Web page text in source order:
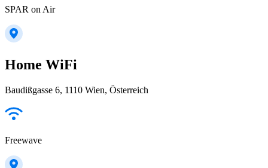
SPAR on Air
Home WiFi
Baudißgasse 6, 1110 Wien, Österreich
Freewave